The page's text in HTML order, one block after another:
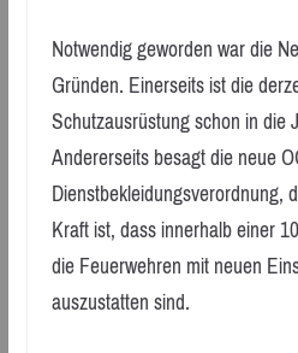
Notwendig geworden war die
Gründen. Einerseits ist die
Schutzausrüstung schon in die
Andererseits besagt die neue
Dienstbekleidungsverordnung,
Kraft ist, dass innerhalb einer
die Feuerwehren mit neuen
auszustatten sind.